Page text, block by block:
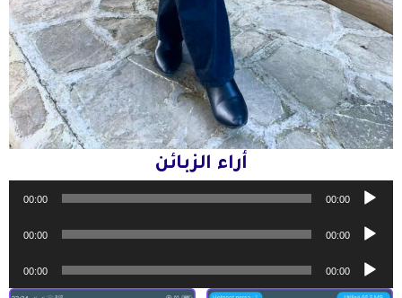
أراء الزبائن
مشغل
الصوت
00:00
00:00
مشغل
الصوت
00:00
00:00
مشغل
الصوت 00:00
00:00